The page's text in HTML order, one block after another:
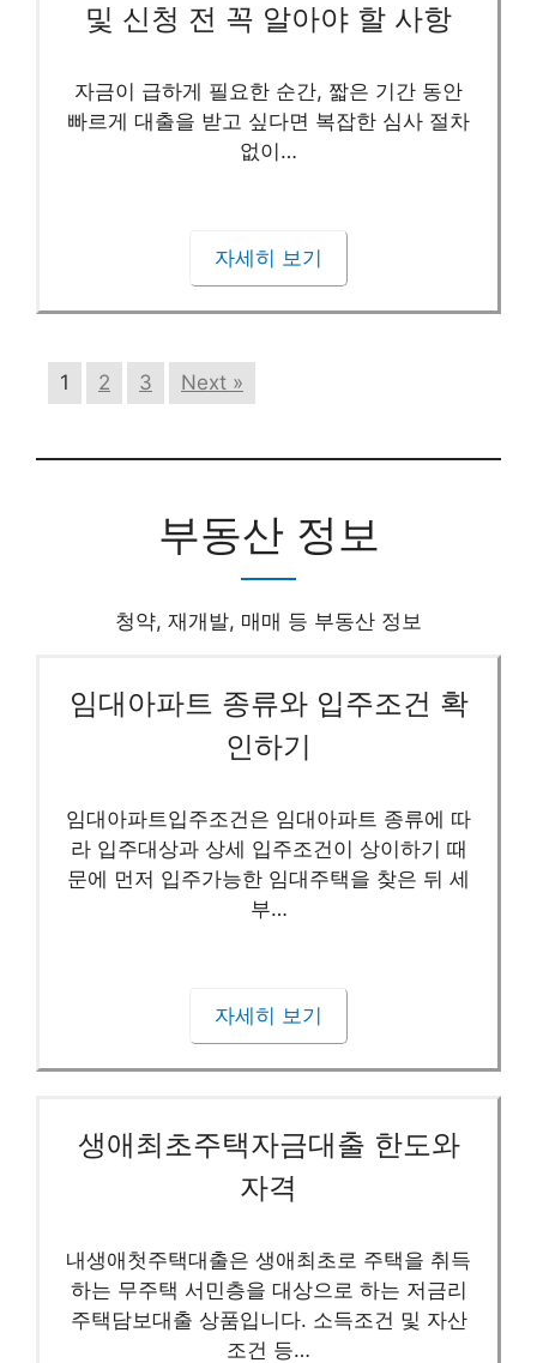
및 신청 전 꼭 알아야 할 사항
자금이 급하게 필요한 순간, 짧은 기간 동안
빠르게 대출을 받고 싶다면 복잡한 심사 절차
없이…
자세히 보기
1 2 3 Next »
부동산 정보
청약, 재개발, 매매 등 부동산 정보
임대아파트 종류와 입주조건 확
인하기
임대아파트입주조건은 임대아파트 종류에 따
라 입주대상과 상세 입주조건이 상이하기 때
문에 먼저 입주가능한 임대주택을 찾은 뒤 세
부…
자세히 보기
생애최초주택자금대출 한도와
자격
내생애첫주택대출은 생애최초로 주택을 취득
하는 무주택 서민층을 대상으로 하는 저금리
주택담보대출 상품입니다. 소득조건 및 자산
조건 등…